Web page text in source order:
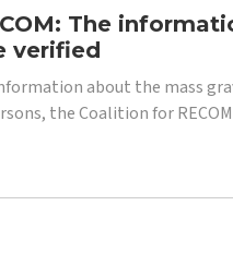
The
verified
about the mass
the Coalition for